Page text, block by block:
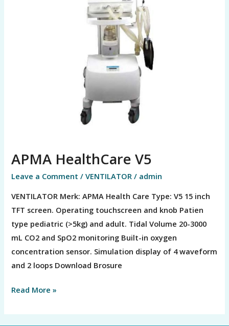
APMA HealthCare V5
Leave a Comment /VENTILATOR / admin
VENTILATOR Merk: APMA Health Care Type: V5 15 inch
TFT screen. Operating touchscreen and knob Patien
type pediatric (>5kg) and adult. Tidal Volume 20-3000
mL CO2 and SpO2 monitoring Built-in oxygen
concentration sensor. Simulation display of 4 waveform
and 2 loops Download Brosure
Read More »